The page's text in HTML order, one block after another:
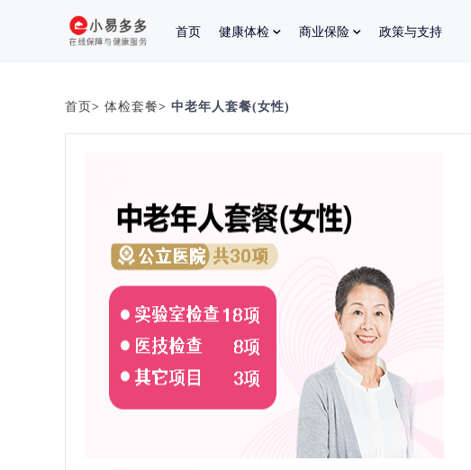
首页 健康体检 商业保险 政策与支持
首页> 体检套餐> 中老年人套餐(女性)